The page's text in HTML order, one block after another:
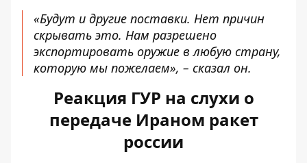
«Будут и другие поставки. Нет причин
скрывать это. Нам разрешено
экспортировать оружие в любую страну,
которую мы пожелаем», – сказал он.
Реакция ГУР на слухи о
передаче Ираном ракет
россии